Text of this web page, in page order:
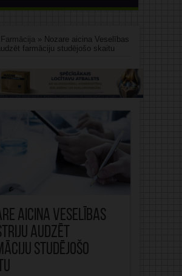
Farmācija» Nozare aicina Veselības
farmāciju studējošo skaitu
aicina Veselības
audzēt
studējošo